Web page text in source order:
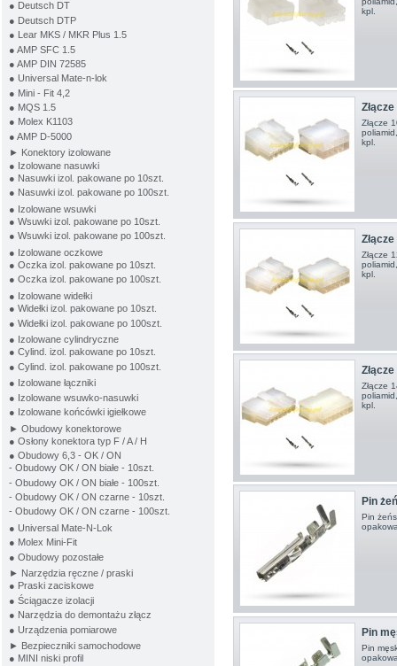
● Deutsch DT
● Deutsch DTP
● Lear MKS / MKR Plus 1.5
● AMP SFC 1.5
● AMP DIN 72585
● Universal Mate-n-lok
● Mini - Fit 4,2
● MQS 1.5
● Molex K1103
● AMP D-5000
► Konektory izolowane
● Izolowane nasuwki
● Nasuwki izol. pakowane po 10szt.
● Nasuwki izol. pakowane po 100szt.
● Izolowane wsuwki
● Wsuwki izol. pakowane po 10szt.
● Wsuwki izol. pakowane po 100szt.
● Izolowane oczkowe
● Oczka izol. pakowane po 10szt.
● Oczka izol. pakowane po 100szt.
● Izolowane widełki
● Widełki izol. pakowane po 10szt.
● Widełki izol. pakowane po 100szt.
● Izolowane cylindryczne
● Cylind. izol. pakowane po 10szt.
● Cylind. izol. pakowane po 100szt.
● Izolowane łączniki
● Izolowane wsuwko-nasuwki
● Izolowane końcówki igiełkowe
► Obudowy konektorowe
● Osłony konektora typ F / A / H
● Obudowy 6,3 - OK / ON
- Obudowy OK / ON białe - 10szt.
- Obudowy OK / ON białe - 100szt.
- Obudowy OK / ON czarne - 10szt.
- Obudowy OK / ON czarne - 100szt.
● Universal Mate-N-Lok
● Molex Mini-Fit
● Obudowy pozostałe
► Narzędzia ręczne / praski
● Praski zaciskowe
● Ściągacze izolacji
● Narzędzia do demontażu złącz
● Urządzenia pomiarowe
► Bezpieczniki samochodowe
● MINI niski profil
kpl.
Złącze
kpl.
Złącze
kpl.
Złącze
kpl.
Pin
Pin
Pin
Pin